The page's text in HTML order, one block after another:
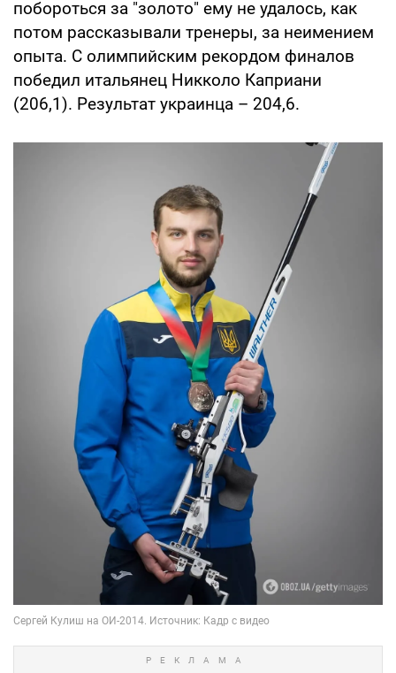
побороться за "золото" ему не удалось, как
потом рассказывали тренеры, за неимением
опыта. С олимпийским рекордом финалов
победил итальянец Никколо Каприани
(206,1). Результат украинца – 204,6.